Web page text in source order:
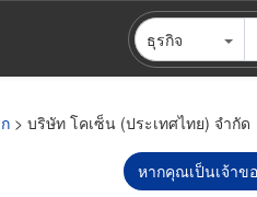
ธุรกิจ
> บริษัท โคเซ็น (ประเทศไทย) จำกัด
หากคุณเป็นเจ้าข